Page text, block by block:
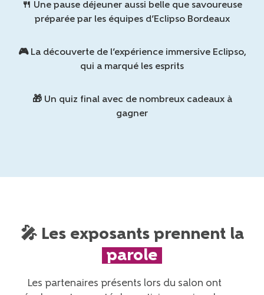
🍴 Une pause déjeuner aussi belle que savoureuse
préparée par les équipes d’Eclipso Bordeaux
🎮 La découverte de l’expérience immersive Eclipso,
qui a marqué les esprits
🎁 Un quiz final avec de nombreux cadeaux à
gagner
🎤 Les exposants prennent la
parole
Les partenaires présents lors du salon ont